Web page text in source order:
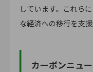
しています。これら
な経済への移行を支
カーボンニュ